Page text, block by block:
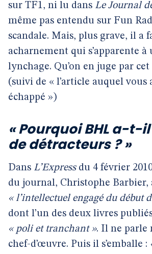
sur TF1, ni lu dans Le Journal
même pas entendu sur Fun
scandale. Mais, plus grave, il a
acharnement qui s’apparente
lynchage. Qu’on en juge par
(suivi de « l’article auquel vous
échappé »)
« Pourquoi BHL a-t-
de détracteurs ? »
Dans L’Expressdu 4 février
du journal, Christophe Barbier,
« l’intellectuel engagé du début
dont l’un des deux livres
« poli et tranchant ». Il ne parle
chef-d’œuvre. Puis il s’emballe :